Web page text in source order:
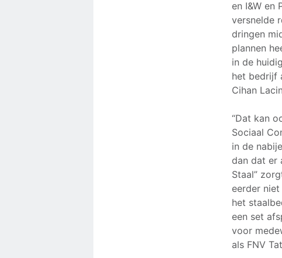
en I&W en
versnelde
dringen
plannen
in de
het bedrijf
Cihan
“Dat kan
Sociaal
in de
dan dat er
Staal”
eerder
het
een set
voor
als FNV